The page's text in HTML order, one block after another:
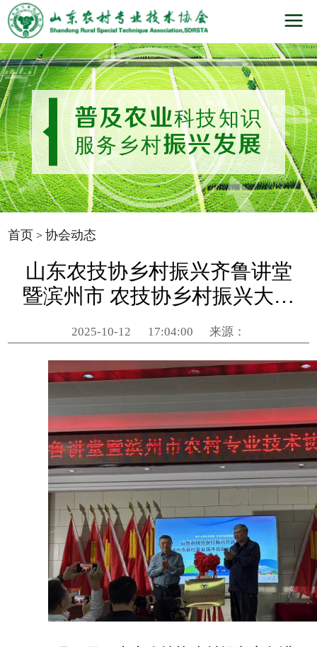
普及农业科技知识
服务乡村振兴发展
首页 >协会动态
山东农技协乡村振兴齐鲁讲堂
暨滨州市 农技协乡村振兴大讲
堂在滨州开讲
2025-10-12 17:04:00 来源：